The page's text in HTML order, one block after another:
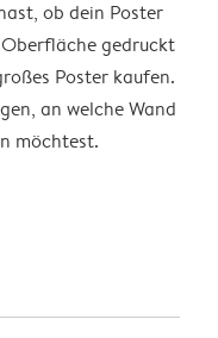
ob dein Poster
gedruckt
Poster kaufen.
an welche Wand
möchtest.